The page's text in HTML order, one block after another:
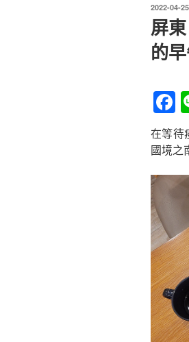
發
佈
於
2022-04-25
屏
的
F
a
c
e
b
o
k
在等待
國境之